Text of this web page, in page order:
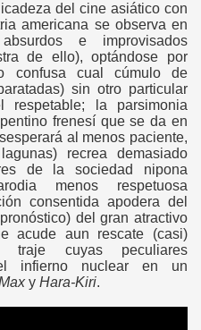
del cine asiático con
americana se observa en
e improvisados
de ello), optándose por
confusa cual cúmulo de
sin otro particular
la parsimonia
frenesí que se da en
al menos paciente,
recrea demasiado
de la sociedad nipona
menos respetuosa
consentida apodera del
del gran atractivo
acude aun rescate (casi)
cuyas peculiares
infierno nuclear en un
y Hara-Kiri.